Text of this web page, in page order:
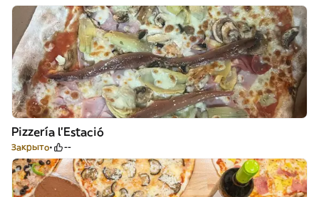
Pizzería l’Estació
Закрыто --